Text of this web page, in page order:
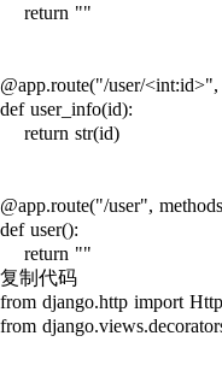
    return ""
@app.route("/user/
def user_info(id):
    return str(id)
@app.route("/user",
def user():
    return ""
复制代码
from django.http import
from